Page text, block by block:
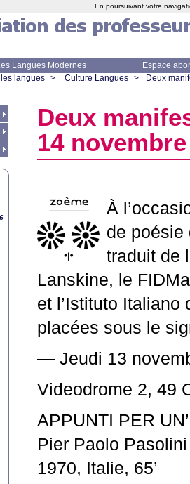
Langues Modernes
Espace
langues > Culture Langues > Deux
Deux
14
À
de poésie
traduit de
Lanskine, le
et l’Istituto
placées sous le
— Jeudi 13
Videodrome 2, 49
APPUNTI PER UN’
Pier Paolo Pasolini
1970, Italie, 65’
En poursuivant votre